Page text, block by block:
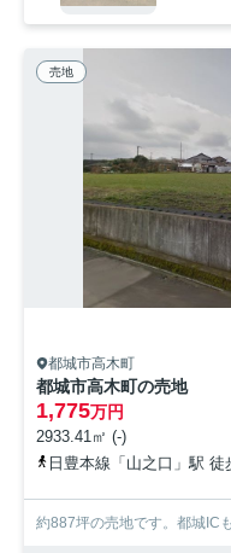
売地
都城市高木町
都城市高木町の売地
1,775万円
2933.41㎡ (-)
日豊本線「山之口」駅 徒
約887坪の売地です。都城IC